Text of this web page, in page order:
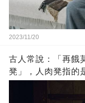
2023/11/20
古人常說：「再餓
凳」，人肉凳指的